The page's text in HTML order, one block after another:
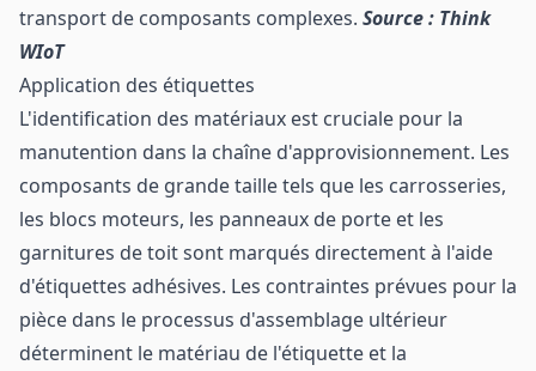
transport de composants complexes. Source : Think
WIoT
Application des étiquettes
L'identification des matériaux est cruciale pour la
manutention dans la chaîne d'approvisionnement. Les
composants de grande taille tels que les carrosseries,
les blocs moteurs, les panneaux de porte et les
garnitures de toit sont marqués directement à l'aide
d'étiquettes adhésives. Les contraintes prévues pour la
pièce dans le processus d'assemblage ultérieur
déterminent le matériau de l'étiquette et la